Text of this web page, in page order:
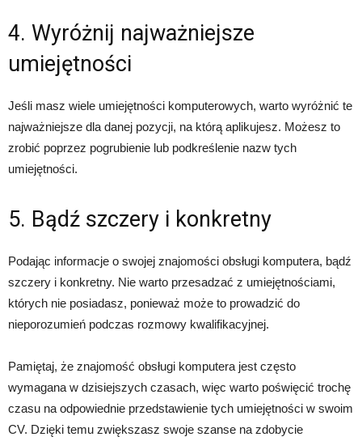
4. Wyróżnij najważniejsze
umiejętności
Jeśli masz wiele umiejętności komputerowych, warto wyróżnić te
najważniejsze dla danej pozycji, na którą aplikujesz. Możesz to
zrobić poprzez pogrubienie lub podkreślenie nazw tych
umiejętności.
5. Bądź szczery i konkretny
Podając informacje o swojej znajomości obsługi komputera, bądź
szczery i konkretny. Nie warto przesadzać z umiejętnościami,
których nie posiadasz, ponieważ może to prowadzić do
nieporozumień podczas rozmowy kwalifikacyjnej.
Pamiętaj, że znajomość obsługi komputera jest często
wymagana w dzisiejszych czasach, więc warto poświęcić trochę
czasu na odpowiednie przedstawienie tych umiejętności w swoim
CV. Dzięki temu zwiększasz swoje szanse na zdobycie